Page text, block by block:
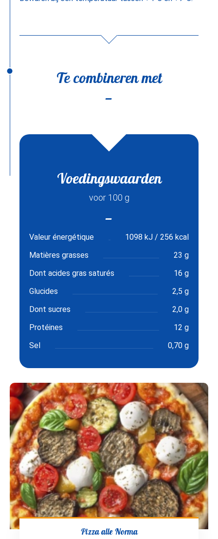
Te combineren met
Voedingswaarden
voor 100 g
Valeur énergétique
1098 kJ / 256 kcal
Matières grasses
23 g
Dont acides gras saturés
16 g
Glucides
2,5 g
Dont sucres
2,0 g
Protéines
12 g
Sel
0,70 g
Pizza alle Norma